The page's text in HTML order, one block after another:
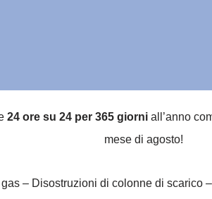
24 ore su 24 per 365 giorniall’anno
mese di agosto!
– Disostruzioni di colonne di scarico